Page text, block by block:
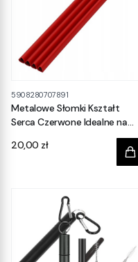
5908280707891
Metalowe Słomki Kształt
Serca Czerwone Idealne na
Walentynki Prezent 4szt.
Cena
20,00 zł